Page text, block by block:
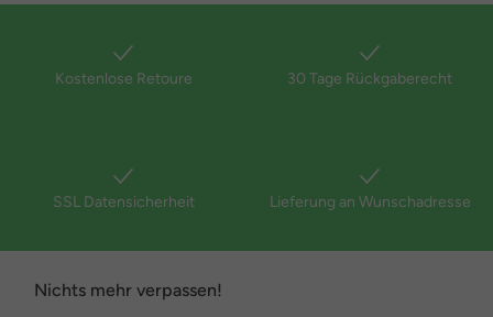
Kostenlose Retoure 30 Tage Rückgaberecht
SSL Datensicherheit Lieferung an Wunschadresse
Nichts mehr verpassen!